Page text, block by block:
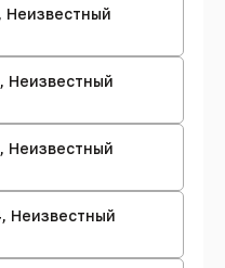
Неизвестный
Неизвестный
Неизвестный
Неизвестный